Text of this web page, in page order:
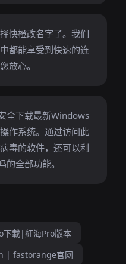
快橙改名字了。我们
都能享受到快速的连
放心。
全下载最新Windows
作系统。通过访问此
毒的软件，还可以利
全部功能。
下載|紅海Pro版本
| fastorange官网